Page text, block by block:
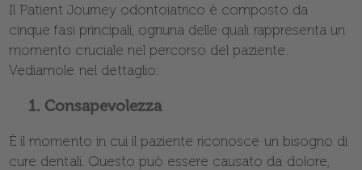
Il Patient Journey odontoiatrico è composto da
cinque fasi principali, ognuna delle quali rappresenta un
momento cruciale nel percorso del paziente.
Vediamole nel dettaglio:
1. Consapevolezza
È il momento in cui il paziente riconosce un bisogno di
cure dentali. Questo può essere causato da dolore,